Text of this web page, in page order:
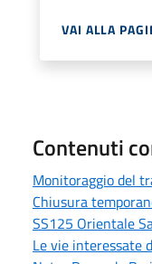
VAI ALLA
Contenuti
Monitoraggio del
Chiusura
SS125 Orientale
Le vie interessate